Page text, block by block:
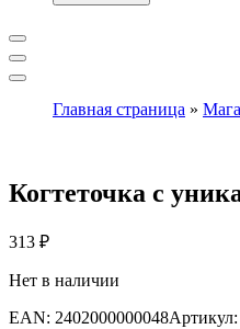
Главная страница »
Когтеточка с
313 ₽
Нет в наличии
EAN: 2402000000048Артикул: